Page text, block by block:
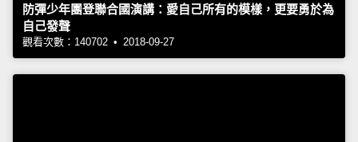
防彈少年團登聯合國演講：愛自己所有的模樣，更要勇於為
自己發聲
觀看次數：140702 • 2018-09-27